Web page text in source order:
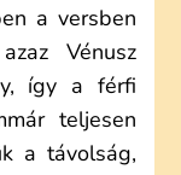
a versben
Vénusz
így a férfi
teljesen
a távolság,